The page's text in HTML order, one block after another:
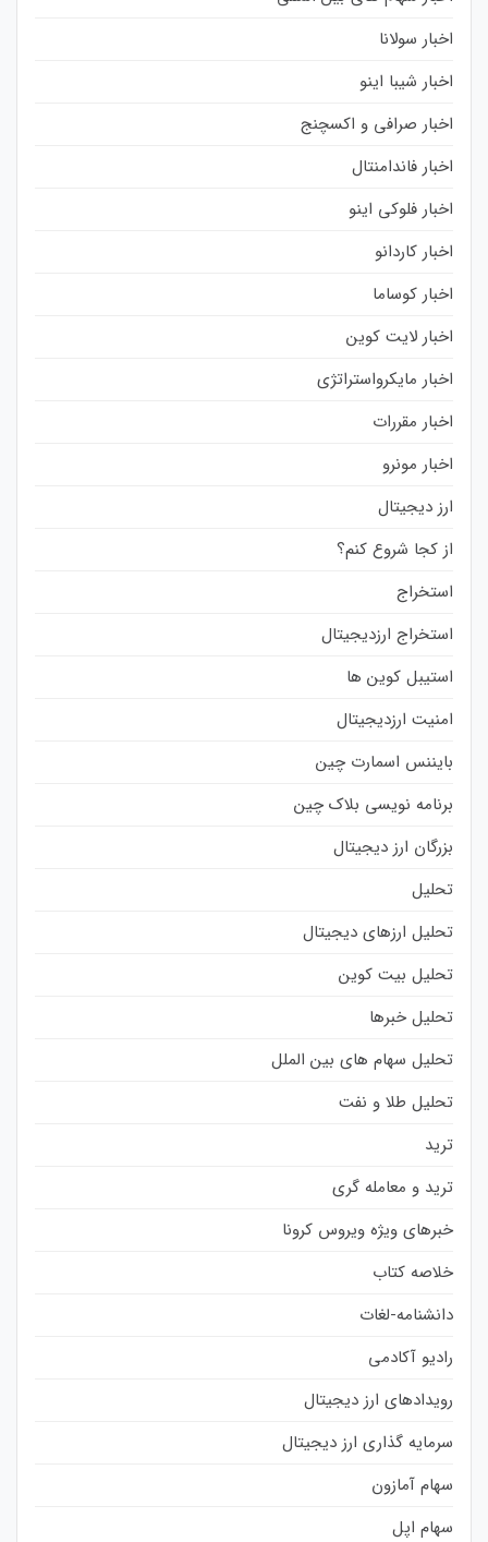
اخبار سولانا
اخبار شیبا اینو
اخبار صرافی و اکسچنج
اخبار فاندامنتال
اخبار فلوکی اینو
اخبار کاردانو
اخبار کوساما
اخبار لایت کوین
اخبار مایکرواستراتژی
اخبار مقررات
اخبار مونرو
ارز دیجیتال
از کجا شروع کنم؟
استخراج
استخراج ارزدیجیتال
استیبل کوین ها
امنیت ارزدیجیتال
بایننس اسمارت چین
برنامه نویسی بلاک چین
بزرگان ارز دیجیتال
تحلیل
تحلیل ارزهای دیجیتال
تحلیل بیت کوین
تحلیل خبرها
تحلیل سهام های بین الملل
تحلیل طلا و نفت
ترید
ترید و معامله گری
خبرهای ویژه ویروس کرونا
خلاصه کتاب
دانشنامه-لغات
رادیو آکادمی
رویدادهای ارز دیجیتال
سرمایه گذاری ارز دیجیتال
سهام آمازون
سهام اپل